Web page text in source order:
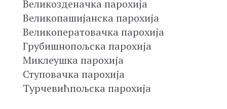
Великозденачка парохија
Великопашијанска парохија
Великоператовачка парохија
Грубишнопољска парохија
Миклеушка парохија
Ступовачка парохија
Турчевићпољска парохија